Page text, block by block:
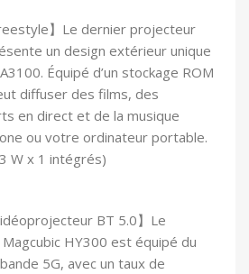
】Le dernier projecteur
un design extérieur unique
Équipé d’un stockage ROM
diffuser des films, des
en direct et de la musique
ou votre ordinateur portable.
W x 1 intégrés)
BT 5.0】Le
HY300 est équipé du
5G, avec un taux de